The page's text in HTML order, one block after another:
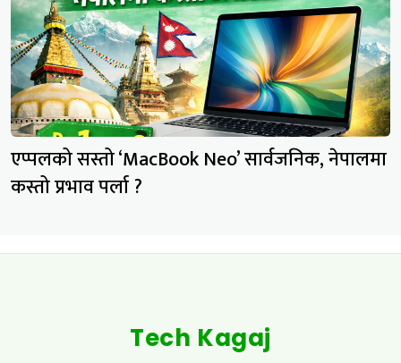
एप्पलको सस्तो ‘MacBook Neo’ सार्वजनिक, नेपालमा
कस्तो प्रभाव पर्ला ?
Tech Kagaj